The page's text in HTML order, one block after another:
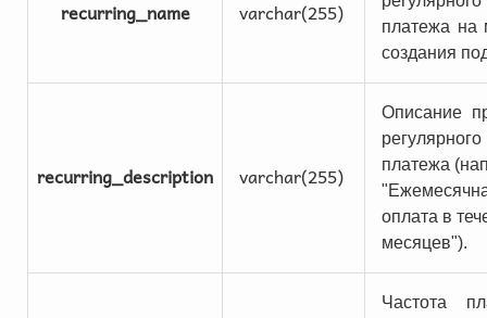
recurring_name varchar(255)
платежа на
создания
recurring_description varchar(255)
Описание
регулярного
платежа
оплата в
месяцев").
Частота